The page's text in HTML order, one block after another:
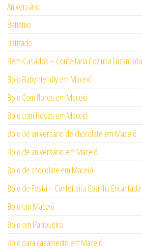
Aniversário
Batismo
Batizado
Bem-Casados – Confeitaria Cozinha Encantada
Bolo Babyfriendly em Maceió
Bolo Com flores em Maceió
Bolo com Rosas em Maceió
Bolo De aniversário de chocolate em Maceió
Bolo de aniversário em Maceió
Bolo de chocolate em Maceió
Bolo de Festa – Confeitaria Cozinha Encantada
Bolo em Maceió
Bolo em Paripueira
Bolo para casamento em Maceió